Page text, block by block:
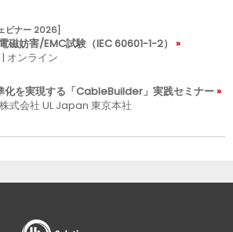
ビナー 2026]
磁妨害/EMC試験（IEC 60601-1-2）
オンライン
化を実現する「CableBuilder」実践セミナー
式会社 UL Japan 東京本社